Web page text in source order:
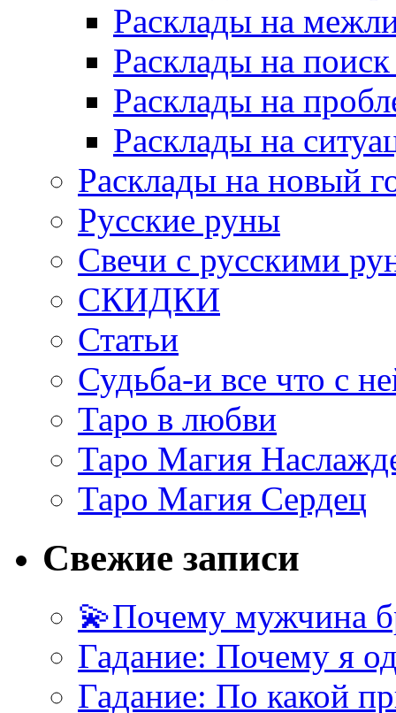
Расклады на
Расклады на
Расклады на
Расклады на
Расклады на новый
Русские руны
Свечи с русскими
СКИДКИ
Статьи
Судьба-и все что с
Таро в любви
Таро Магия
Таро Магия Сердец
Свежие записи
💫Почему мужчина
Гадание: Почему я
Гадание: По какой